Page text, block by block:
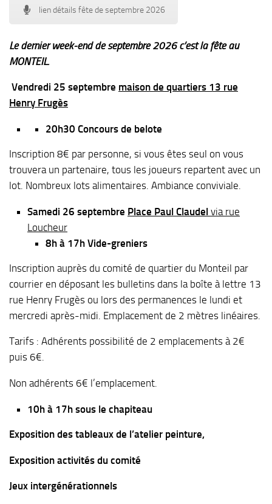
lien détails fête de septembre 2026
Le dernier week-end de septembre 2026 c’est la fête au
MONTEIL.
Vendredi 25 septembre maison de quartiers 13 rue
Henry Frugès
20h30 Concours de belote
Inscription 8€ par personne, si vous êtes seul on vous
trouvera un partenaire, tous les joueurs repartent avec un
lot. Nombreux lots alimentaires. Ambiance conviviale.
Samedi 26 septembre Place Paul Claudel via rue
Loucheur
8h à 17h Vide-greniers
Inscription auprès du comité de quartier du Monteil par
courrier en déposant les bulletins dans la boîte à lettre 13
rue Henry Frugès ou lors des permanences le lundi et
mercredi après-midi. Emplacement de 2 mètres linéaires.
Tarifs : Adhérents possibilité de 2 emplacements à 2€
puis 6€.
Non adhérents 6€ l’emplacement.
10h à 17h sous le chapiteau
Exposition des tableaux de l’atelier peinture,
Exposition activités du comité
Jeux intergénérationnels